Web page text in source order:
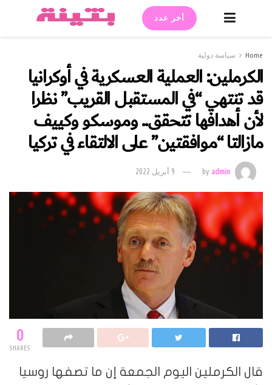
أخر عدد
Home سياسة دولية
الكرملين: العملية العسكرية في أوكرانيا
قد تنتهي “في المستقبل القريب” نظرا
لأن أهدافها تتحقق.. وموسكو وكييف
مازالتا “موافقتين” على الالتقاء في تركيا
byadmin 9 أبريل 2022
0
SHARES
قال الكرملين اليوم الجمعة إن ما تصفها روسيا